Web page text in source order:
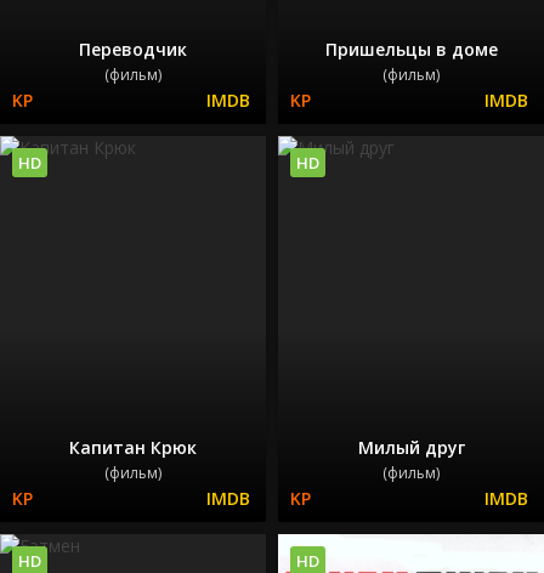
Переводчик
(фильм)
Пришельцы в доме
(фильм)
Капитан Крюк
(фильм)
HD
Милый друг
(фильм)
HD
HD HD